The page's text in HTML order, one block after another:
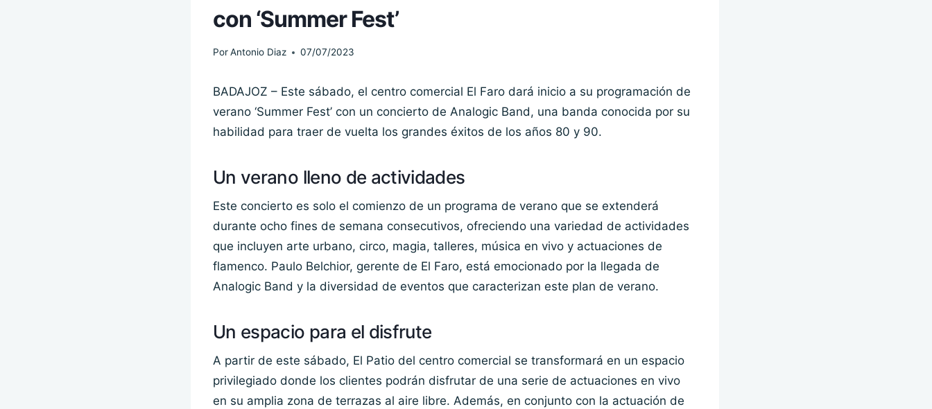
con ‘Summer Fest’
PorAntonio Diaz 07/07/2023
BADAJOZ – Este sábado, el centro comercial El Faro dará inicio a su programación de
verano ‘Summer Fest’ con un concierto de Analogic Band, una banda conocida por su
habilidad para traer de vuelta los grandes éxitos de los años 80 y 90.
Un verano lleno de actividades
Este concierto es solo el comienzo de un programa de verano que se extenderá
durante ocho fines de semana consecutivos, ofreciendo una variedad de actividades
que incluyen arte urbano, circo, magia, talleres, música en vivo y actuaciones de
flamenco. Paulo Belchior, gerente de El Faro, está emocionado por la llegada de
Analogic Band y la diversidad de eventos que caracterizan este plan de verano.
Un espacio para el disfrute
A partir de este sábado, El Patio del centro comercial se transformará en un espacio
privilegiado donde los clientes podrán disfrutar de una serie de actuaciones en vivo
en su amplia zona de terrazas al aire libre. Además, en conjunto con la actuación de